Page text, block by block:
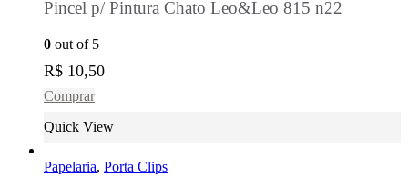
Pincel p/ Pintura Chato Leo&Leo 815 n22
0 out of 5
R$ 10,50
Comprar
Quick View
Papelaria, Porta Clips